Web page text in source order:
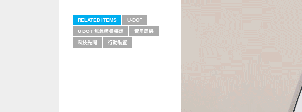
RELATED ITEMS U-DOT
U-DOT 無線摺疊檯燈 實用周邊
科技先聞 行動裝置